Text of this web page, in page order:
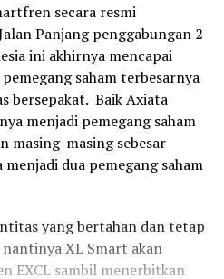
secara resmi
Panjang penggabungan 2
ini akhirnya mencapai
saham terbesarnya
bersepakat. Baik Axiata
menjadi pemegang saham
masing-masing sebesar
dua pemegang saham
yang bertahan dan tetap
XL Smart akan
EXCL sambil menerbitkan